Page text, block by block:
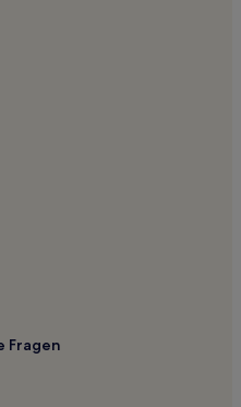
in Lombardei
Fragen